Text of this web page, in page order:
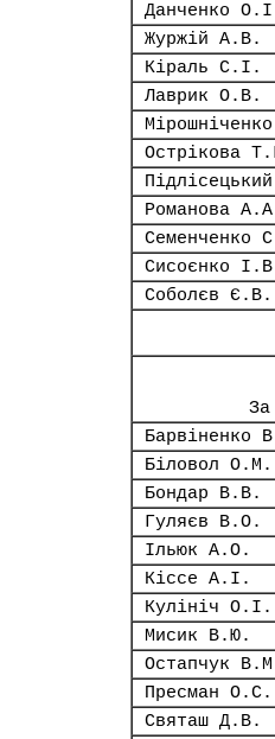
Данченко
Журжій А.В.
Кіраль С.І.
Лаврик О.В.
Острікова
Романова
Семенченко
Сисоєнко
Соболєв Є.В.
Барвіненко
Біловол О.М.
Бондар В.В.
Гуляєв В.О.
Ільюк А.О.
Кіссе А.І.
Кулініч О.І.
Мисик В.Ю.
Остапчук
Пресман О.С.
Святаш Д.В.